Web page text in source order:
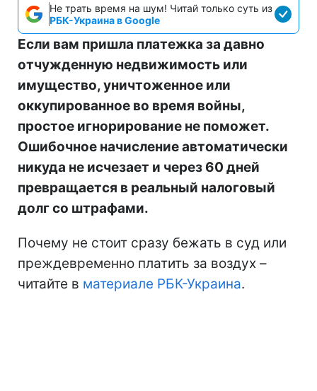
Не трать время на шум! Читай только суть из
РБК-Украина в Google
Если вам пришла платежка за давно
отчужденную недвижимость или
имущество, уничтоженное или
оккупированное во время войны,
простое игнорирование не поможет.
Ошибочное начисление автоматически
никуда не исчезает и через 60 дней
превращается в реальный налоговый
долг со штрафами.
Почему не стоит сразу бежать в суд или
преждевременно платить за воздух –
читайте в материале РБК-Украина.